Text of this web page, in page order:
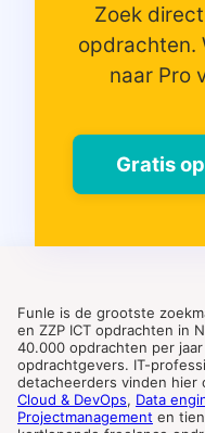
Zoek
opdrachten.
naar Pro
Gratis
Funle is de grootste
en ZZP ICT opdrachten in
40.000 opdrachten per
opdrachtgevers. IT-
detacheerders vinden hier
Cloud & DevOps, Data
Projectmanagement en